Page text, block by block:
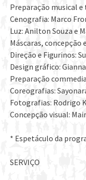
Preparação musical e
Cenografia: Marco
Luz: Anilton Souza e
Máscaras, concepção
Direção e Figurinos:
Design gráfico:
Preparação
Coreografias:
Fotografias: Rodrigo
Concepção visual:
* Espetáculo da
SERVIÇO